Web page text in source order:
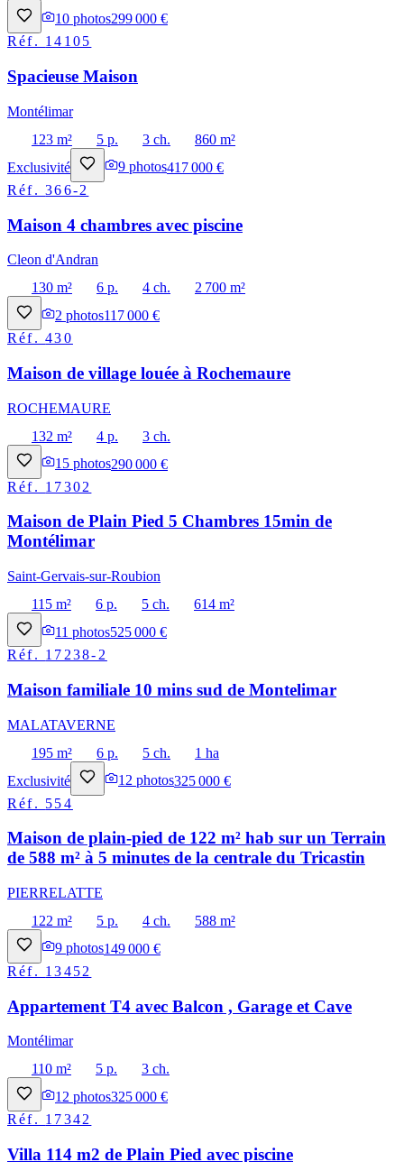
10 photos299 000 €
Réf. 14105
Spacieuse Maison
Montélimar
123 m²
5 p. 3 ch.
860 m²
Exclusivité
9 photos417 000 €
Réf.366-2
Maison 4 chambres avec piscine
Cleon d'Andran
130 m²
6 p. 4 ch.
2 700 m²
2 photos117 000 €
Réf.430
Maison de village louée à Rochemaure
ROCHEMAURE
132 m²
4 p.
3 ch.
15 photos290 000 €
Réf. 17302
Maison de Plain Pied 5 Chambres 15min de
Montélimar
Saint-Gervais-sur-Roubion
115 m²
6 p. 5 ch.
614 m²
11 photos525 000 €
Réf. 17238-2
Maison familiale 10 mins sud de Montelimar
MALATAVERNE
195 m²
6 p. 5 ch.
1 ha
Exclusivité
12 photos325 000 €
Réf. 554
Maison de plain-pied de 122 m² hab sur un Terrain
de 588 m² à 5 minutes de la centrale du Tricastin
PIERRELATTE
122 m²
5 p. 4 ch.
588 m²
9 photos149 000 €
Réf. 13452
Appartement T4 avec Balcon , Garage et Cave
Montélimar
110 m²
5 p.
3 ch.
12 photos325 000 €
Réf. 17342
Villa 114 m2 de Plain Pied avec piscine